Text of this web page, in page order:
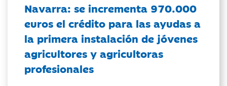
Navarra: se incrementa 970.000
euros el crédito para las ayudas a
la primera instalación de jóvenes
agricultores y agricultoras
profesionales